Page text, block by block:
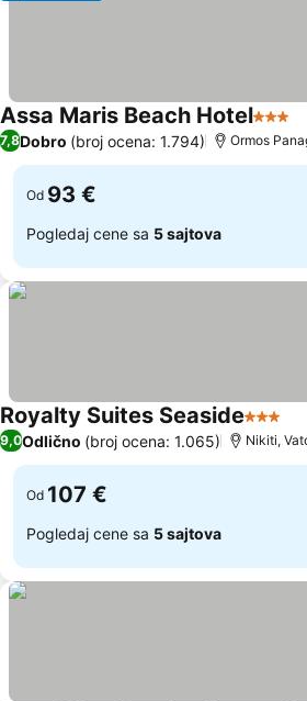
Assa Maris Beach Hotel3
7,8Dobro (broj ocena: 1.794) Ormos
Od 93 €
Pogledaj cene sa 5 sajtova
Royalty Suites Seaside3
9,0Odlično (broj ocena: 1.065) Nikiti,
Od 107 €
Pogledaj cene sa 5 sajtova